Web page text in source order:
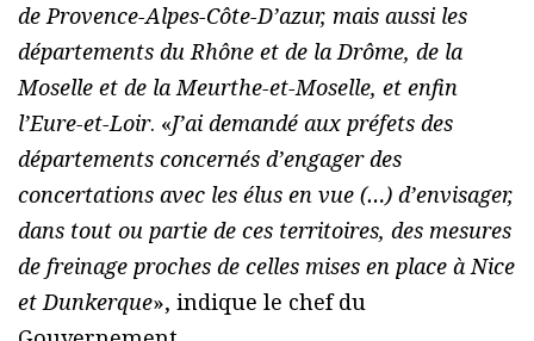
de Provence-Alpes-Côte-D’azur, mais aussi les
départements du Rhône et de la Drôme, de la
Moselle et de la Meurthe-et-Moselle, et enfin
l’Eure-et-Loir. «J’ai demandé aux préfets des
départements concernés d’engager des
concertations avec les élus en vue (…) d’envisager,
dans tout ou partie de ces territoires, des mesures
de freinage proches de celles mises en place à Nice
et Dunkerque», indique le chef du